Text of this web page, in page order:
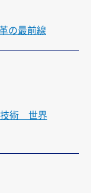
の最前線
技術 世界